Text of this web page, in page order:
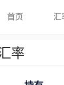
首页 汇
率